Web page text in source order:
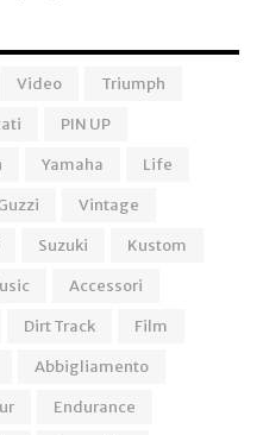
Video
Triumph
PIN UP
Yamaha
Life
Vintage
Suzuki
Kustom
Accessori
Dirt Track
Film
Abbigliamento
Endurance